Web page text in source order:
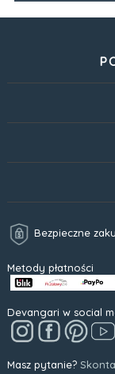
Bezpieczne
Metody płatności
Devangari w social
Masz pytanie?